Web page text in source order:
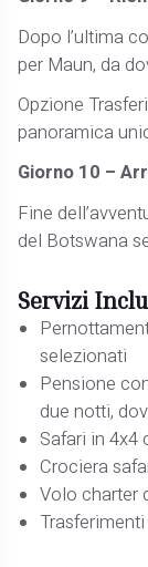
Dopo l’ultima
per Maun, da
Opzione
panoramica
Giorno 10 –
Fine
del Botswana
Servizi
selezionati
Pensione
due notti,
Safari in 4x4
Crociera
Volo charter